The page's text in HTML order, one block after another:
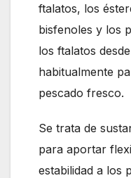
ftalatos, los
bisfenoles y los
los ftalatos
habitualmente
pescado fresco.
Se trata de
para aportar
estabilidad a los